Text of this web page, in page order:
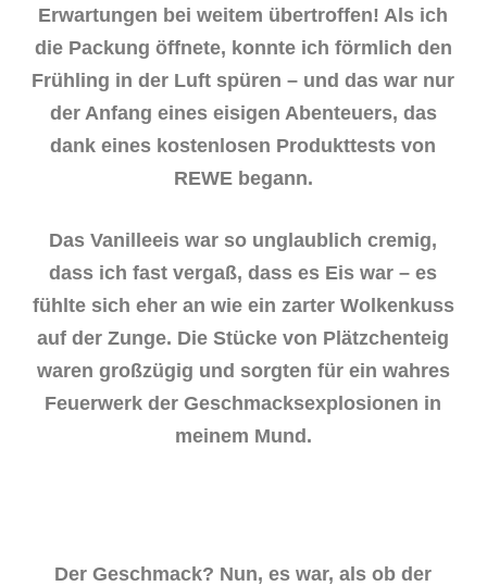
Erwartungen bei weitem übertroffen! Als ich
die Packung öffnete, konnte ich förmlich den
Frühling in der Luft spüren – und das war nur
der Anfang eines eisigen Abenteuers, das
dank eines kostenlosen Produkttests von
REWE begann.
Das Vanilleeis war so unglaublich cremig,
dass ich fast vergaß, dass es Eis war – es
fühlte sich eher an wie ein zarter Wolkenkuss
auf der Zunge. Die Stücke von Plätzchenteig
waren großzügig und sorgten für ein wahres
Feuerwerk der Geschmacksexplosionen in
meinem Mund.
Der Geschmack? Nun, es war, als ob der